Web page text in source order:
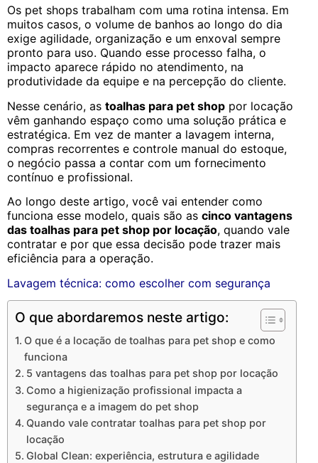
Os pet shops trabalham com uma rotina intensa. Em
muitos casos, o volume de banhos ao longo do dia
exige agilidade, organização e um enxoval sempre
pronto para uso. Quando esse processo falha, o
impacto aparece rápido no atendimento, na
produtividade da equipe e na percepção do cliente.
Nesse cenário, as toalhas para pet shop por locação
vêm ganhando espaço como uma solução prática e
estratégica. Em vez de manter a lavagem interna,
compras recorrentes e controle manual do estoque,
o negócio passa a contar com um fornecimento
contínuo e profissional.
Ao longo deste artigo, você vai entender como
funciona esse modelo, quais são as cinco vantagens
das toalhas para pet shop por locação, quando vale
contratar e por que essa decisão pode trazer mais
eficiência para a operação.
Lavagem técnica: como escolher com segurança
O que abordaremos neste artigo:
O que é a locação de toalhas para pet shop e como
funciona
5 vantagens das toalhas para pet shop por locação
Como a higienização profissional impacta a
segurança e a imagem do pet shop
Quando vale contratar toalhas para pet shop por
locação
Global Clean: experiência, estrutura e agilidade